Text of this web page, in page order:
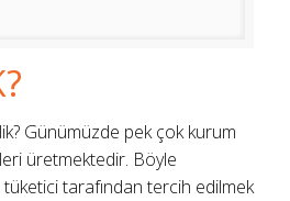
Günümüzde pek çok kurum
üretmektedir. Böyle
tarafından tercih edilmek